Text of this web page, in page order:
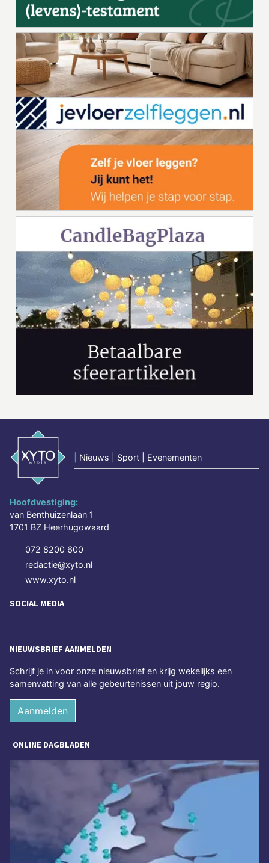
Nieuws | Sport | Evenementen
Hoofdvestiging:
van Benthuizenlaan 1
1701 BZ Heerhugowaard
072 8200 600
redactie@xyto.nl
www.xyto.nl
SOCIAL MEDIA
NIEUWSBRIEF AANMELDEN
Schrijf je in voor onze nieuwsbrief en krijg wekelijks een
samenvatting van alle gebeurtenissen uit jouw regio.
Aanmelden
ONLINE DAGBLADEN